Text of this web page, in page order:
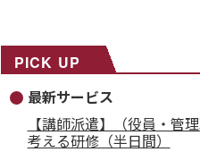
PICK UP
最新サービス
【講師派遣】（役員・管
考える研修（半日間）